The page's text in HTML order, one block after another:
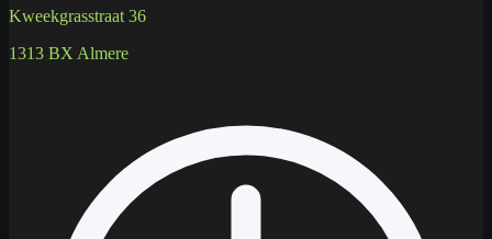
Kweekgrasstraat 36
1313 BX Almere